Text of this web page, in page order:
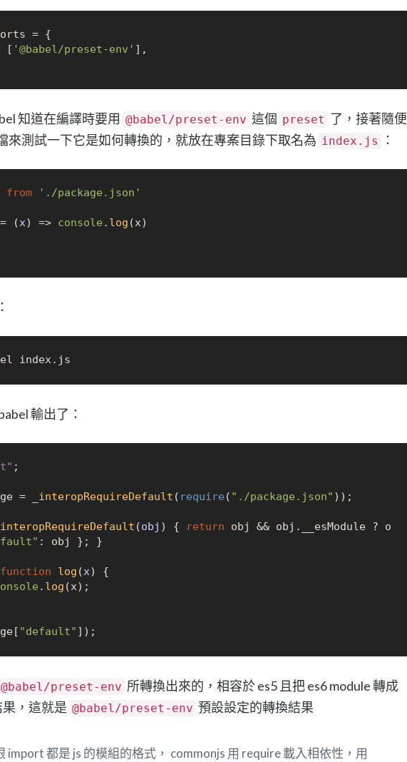
= {
[ '@babel/preset-env' ],
知道在編譯時要用 @babel/preset-env 這個 preset 了，接著隨便
來測試一下它是如何轉換的，就放在專案目錄下取名為 index.js ：
from './package.json'
= (x) => console . log (x)
index.js
輸出了：
;
= _interopRequireDefault ( require ( "./package.json" ));
_interopRequireDefault (obj ) { return obj && obj. __esModule ? o
: obj }; }
function log (x) {
. log (x);
"default"
@babel/preset-env 所轉換出來的，相容於 es5 且把 es6 module 轉成
果，這就是 @babel/preset-env 預設設定的轉換結果
import 都是 js 的模組的格式， commonjs 用 require 載入相依性，用